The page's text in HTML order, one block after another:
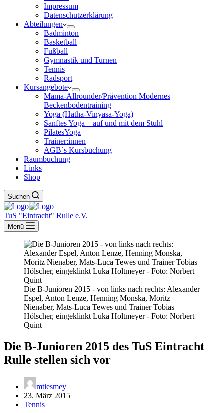
Impressum
Datenschutzerklärung
Abteilungen
Badminton
Basketball
Fußball
Gymnastik und Turnen
Tennis
Radsport
Kursangebote
Mama-Allrounder/Prävention Modernes
Beckenbodentraining
Yoga (Hatha-Vinyasa-Yoga)
Sanftes Yoga – auf und mit dem Stuhl
PilatesYoga
Trainer:innen
AGB`s Kursbuchung
Raumbuchung
Links
Shop
Suchen
TuS "Eintracht" Rulle e.V.
Menü
Die B-Junioren 2015 - von links nach rechts: Alexander
Espel, Anton Lenze, Henning Monska, Moritz
Nienaber, Mats-Luca Tewes und Trainer Tobias
Hölscher, eingeklinkt Luka Holtmeyer - Foto: Norbert
Quint
Die B-Junioren 2015 des TuS Eintracht
Rulle stellen sich vor
mtiesmey
23. März 2015
Tennis